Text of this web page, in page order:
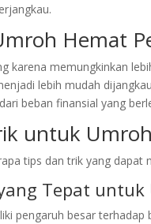
Hemat
karena memungkinkan
lebih mudah
beban finansial yang
untuk
tips dan trik yang
Tepat untuk
pengaruh besar